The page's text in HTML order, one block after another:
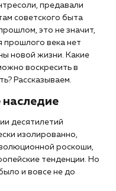
предавали
советского быта
это не значит,
прошлого века нет
новой жизни. Какие
воскресить в
Рассказываем.
наследие
десятилетий
изолированно,
роскоши,
тенденции. Но
и вовсе не до